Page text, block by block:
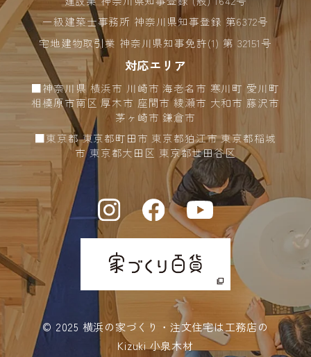
2024年05月 (6)
2024年04月 (10)
2024年03月 (2)
2024年02月 (5)
2024年01月 (9)
2023年12月 (8)
2023年11月 (4)
2023年10月 (5)
2023年09月 (3)
2023年08月 (6)
2023年07月 (6)
2023年06月 (8)
一級建築士事務所 神奈川県知事登録 第6372号
宅地建物取引業 神奈川県知事免許(1) 第 32151号
対応エリア
■神奈川県 横浜市 川崎市 海老名市 寒川町 愛川町
相模原市南区 厚木市 座間市 綾瀬市 大和市 藤沢市
茅ヶ崎市 鎌倉市
■東京都 東京都町田市 東京都狛江市 東京都稲城
市 東京都大田区 東京都世田谷区
© 2025 横浜の家づくり・注文住宅は工務店の
Kizuki 小泉木材